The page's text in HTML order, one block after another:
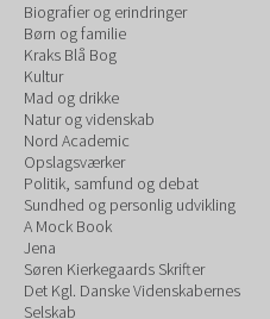
Biografier og erindringer
Børn og familie
Kraks Blå Bog
Kultur
Mad og drikke
Natur og videnskab
Nord Academic
Opslagsværker
Politik, samfund og debat
Sundhed og personlig udvikling
A Mock Book
Jena
Søren Kierkegaards Skrifter
Det Kgl. Danske Videnskabernes
Selskab